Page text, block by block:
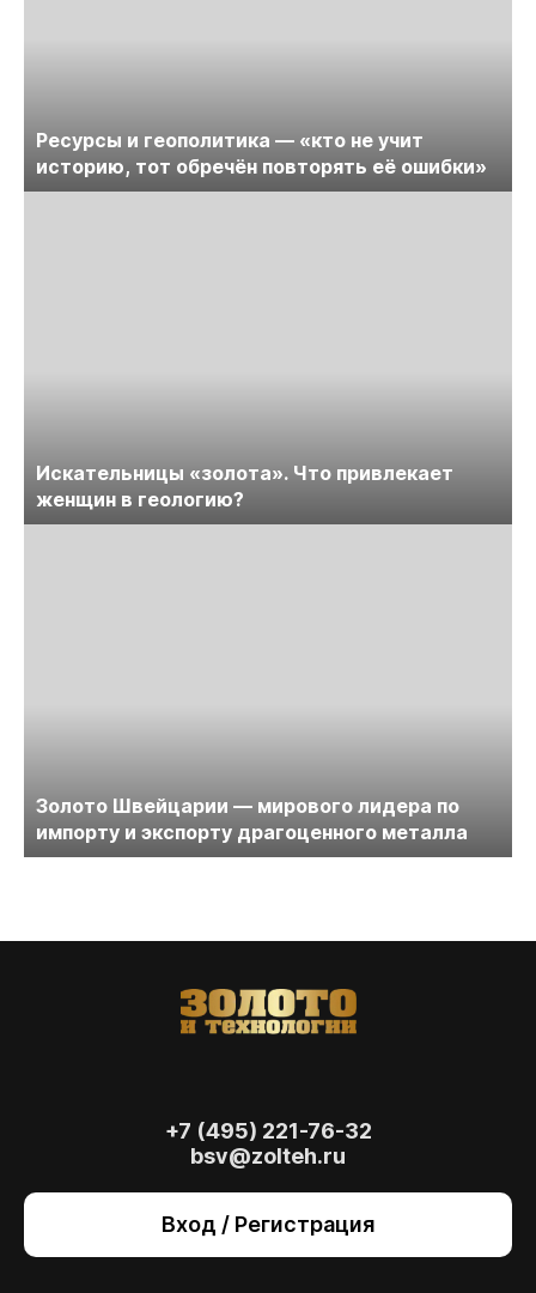
Ресурсы и геополитика — «кто не учит
историю, тот обречён повторять её ошибки»
Искательницы «золота». Что привлекает
женщин в геологию?
Золото Швейцарии — мирового лидера по
импорту и экспорту драгоценного металла
+7 (495) 221-76-32
bsv@zolteh.ru
Вход / Регистрация
также для анализа сайта и улучшения